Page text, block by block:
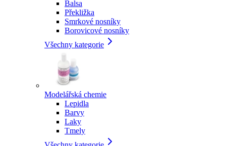
Balsa
Překližka
Smrkové nosníky
Borovicové nosníky
Všechny kategorie
Modelářská chemie
Lepidla
Barvy
Laky
Tmely